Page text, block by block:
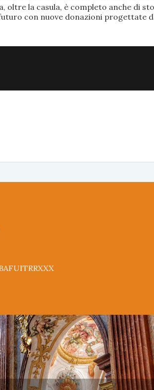
oltre la casula, è completo anche di
con nuove donazioni progettate